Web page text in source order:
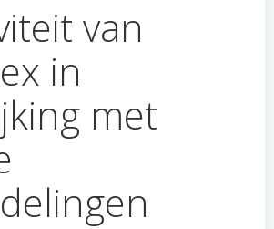
van
in
met